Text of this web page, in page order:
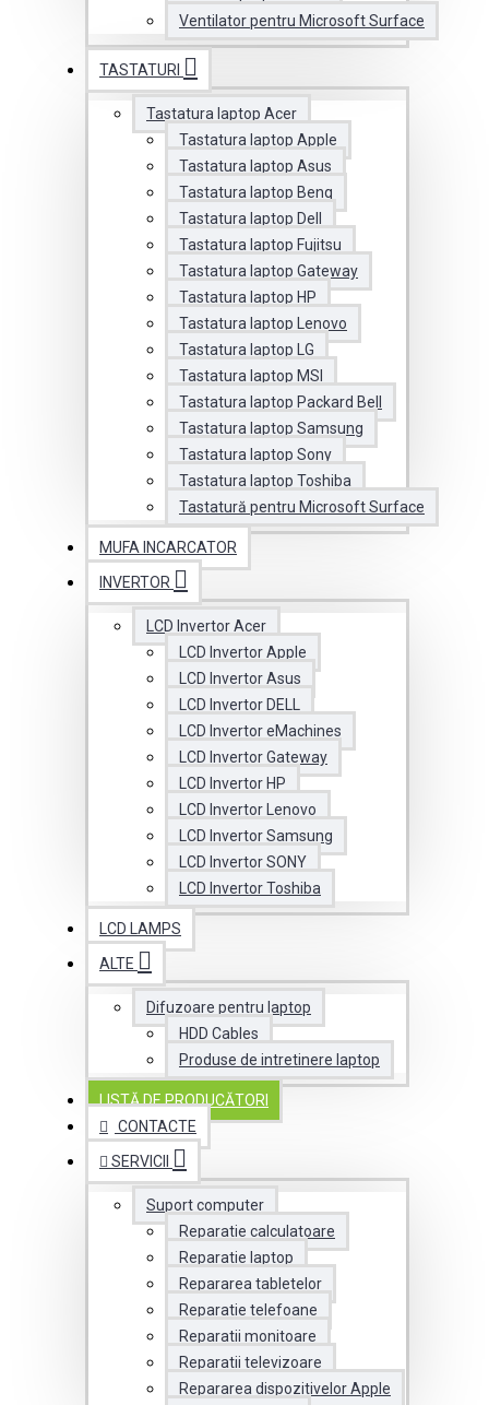
Ventilator pentru Microsoft Surface
TASTATURI
Tastatura laptop Acer
Tastatura laptop Apple
Tastatura laptop Asus
Tastatura laptop Benq
Tastatura laptop Dell
Tastatura laptop Fujitsu
Tastatura laptop Gateway
Tastatura laptop HP
Tastatura laptop Lenovo
Tastatura laptop LG
Tastatura laptop MSI
Tastatura laptop Packard Bell
Tastatura laptop Samsung
Tastatura laptop Sony
Tastatura laptop Toshiba
Tastatură pentru Microsoft Surface
MUFA INCARCATOR
INVERTOR
LCD Invertor Acer
LCD Invertor Apple
LCD Invertor Asus
LCD Invertor DELL
LCD Invertor eMachines
LCD Invertor Gateway
LCD Invertor HP
LCD Invertor Lenovo
LCD Invertor Samsung
LCD Invertor SONY
LCD Invertor Toshiba
LCD LAMPS
ALTE
Difuzoare pentru laptop
HDD Cables
Produse de intretinere laptop
LISTĂ DE PRODUCĂTORI
CONTACTE
SERVICII
Suport computer
Reparatie calculatoare
Reparatie laptop
Repararea tabletelor
Reparatie telefoane
Reparatii monitoare
Reparatii televizoare
Repararea dispozitivelor Apple